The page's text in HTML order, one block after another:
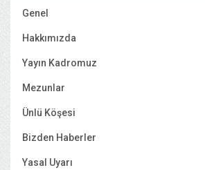
Genel
Hakkımızda
Yayın Kadromuz
Mezunlar
Ünlü Köşesi
Bizden Haberler
Yasal Uyarı